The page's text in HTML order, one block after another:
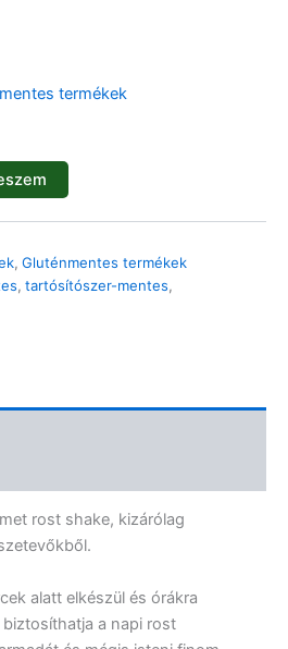
termékek
, Gluténmentes termékek
, tartósítószer-mentes,
rost shake, kizárólag
alatt elkészül és órákra
a napi rost